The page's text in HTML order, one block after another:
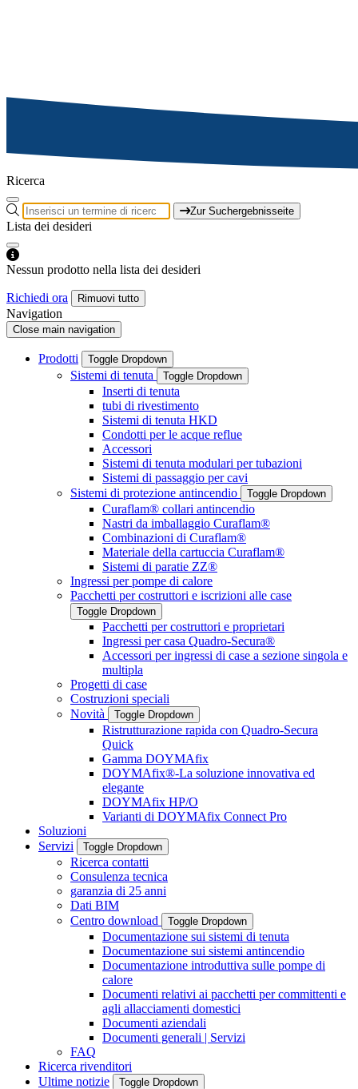
Ricerca
Zur Suchergebnisseite
Lista dei desideri
Nessun prodotto nella lista dei desideri
Richiedi ora Rimuovi tutto
Navigation
Close main navigation
Prodotti Toggle Dropdown
Sistemi di tenuta Toggle Dropdown
Inserti di tenuta
tubi di rivestimento
Sistemi di tenuta HKD
Condotti per le acque reflue
Accessori
Sistemi di tenuta modulari per tubazioni
Sistemi di passaggio per cavi
Sistemi di protezione antincendio
Toggle Dropdown
Curaflam® collari antincendio
Nastri da imballaggio Curaflam®
Combinazioni di Curaflam®
Materiale della cartuccia Curaflam®
Sistemi di paratie ZZ®
Ingressi per pompe di calore
Pacchetti per costruttori e iscrizioni alle case
Toggle Dropdown
Pacchetti per costruttori e proprietari
Ingressi per casa Quadro-Secura®
Accessori per ingressi di case a sezione singola e
multipla
Progetti di case
Costruzioni speciali
Novità
Toggle Dropdown
Ristrutturazione rapida con Quadro-Secura
Quick
Gamma DOYMAfix
DOYMAfix®-La soluzione innovativa ed
elegante
DOYMAfix HP/O
Varianti di DOYMAfix Connect Pro
Soluzioni
Servizi
Toggle Dropdown
Ricerca contatti
Consulenza tecnica
garanzia di 25 anni
Dati BIM
Centro download
Toggle Dropdown
Documentazione sui sistemi di tenuta
Documentazione sui sistemi antincendio
Documentazione introduttiva sulle pompe di
calore
Documenti relativi ai pacchetti per committenti e
agli allacciamenti domestici
Documenti aziendali
Documenti generali | Servizi
FAQ
Ricerca rivenditori
Ultime notizie
Toggle Dropdown